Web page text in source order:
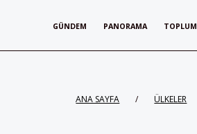
GÜNDEM PANORAMA TOPLUM
ANA SAYFA / ÜLKELER